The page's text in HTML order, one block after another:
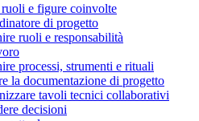
e figure coinvolte
di progetto
ruoli e responsabilità
processi, strumenti e rituali
la documentazione di progetto
tavoli tecnici collaborativi
decisioni